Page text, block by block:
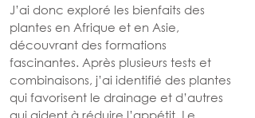
J’ai donc exploré les bienfaits des
plantes en Afrique et en Asie,
découvrant des formations
fascinantes. Après plusieurs tests et
combinaisons, j’ai identifié des plantes
qui favorisent le drainage et d’autres
qui aident à réduire l’appétit. Le